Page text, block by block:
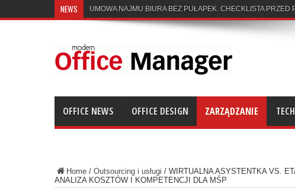
NEWS UMOWA NAJMU BIURA BEZ PUŁAPEK. CHECKLISTA PRZED
OFFICE NEWS OFFICE DESIGN ZARZĄDZANIE
Home / Outsourcing i usługi / WIRTUALNA ASYSTENTKA VS.
ANALIZA KOSZTÓW I KOMPETENCJI DLA MŚP